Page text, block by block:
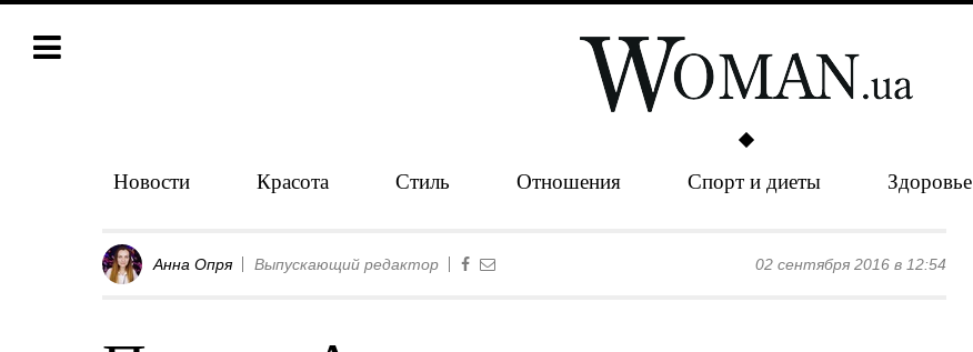
Новости Красота Стиль Отношения Спорт и диеты Здоровье
Анна Опря Выпускающий редактор 02 сентября 2016 в 12:54